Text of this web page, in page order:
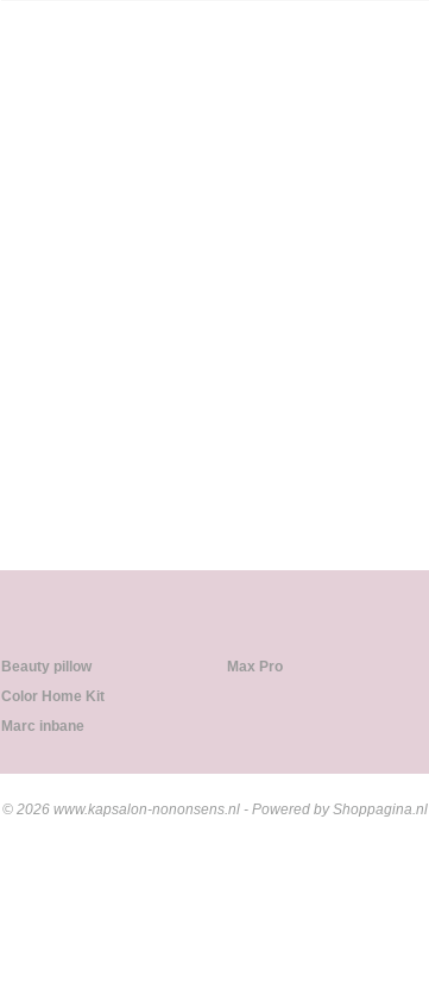
Beauty pillow
Color Home Kit
Marc inbane
Max Pro
© 2026 www.kapsalon-nononsens.nl - Powered by Shoppagina.nl